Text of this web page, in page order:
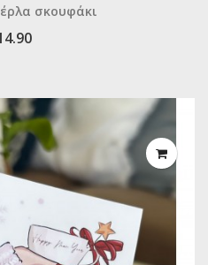
σκουφάκι